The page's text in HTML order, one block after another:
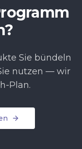
Sie bündeln
nutzen — wir
Plan.